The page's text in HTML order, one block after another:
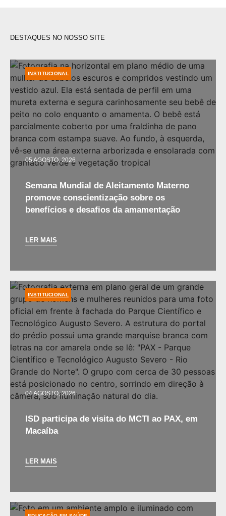
DESTAQUES NO NOSSO SITE
05 AGOSTO, 2026
Semana Mundial de Aleitamento Materno
promove conscientização sobre os
benefícios e desafios da amamentação
LER MAIS
INSTITUCIONAL
04 AGOSTO, 2026
ISD participa de visita do MCTI ao PAX, em
Macaíba
LER MAIS
INSTITUCIONAL